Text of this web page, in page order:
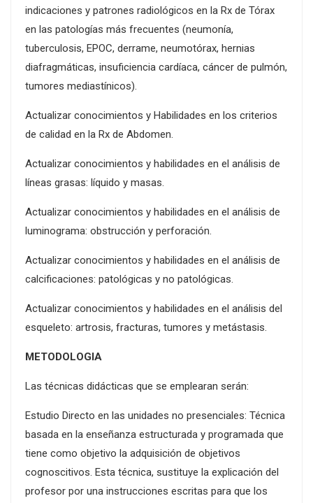
indicaciones y patrones radiológicos en la Rx de Tórax
en las patologías más frecuentes (neumonía,
tuberculosis, EPOC, derrame, neumotórax, hernias
diafragmáticas, insuficiencia cardíaca, cáncer de pulmón,
tumores mediastínicos).
Actualizar conocimientos y Habilidades en los criterios
de calidad en la Rx de Abdomen.
Actualizar conocimientos y habilidades en el análisis de
líneas grasas: líquido y masas.
Actualizar conocimientos y habilidades en el análisis de
luminograma: obstrucción y perforación.
Actualizar conocimientos y habilidades en el análisis de
calcificaciones: patológicas y no patológicas.
Actualizar conocimientos y habilidades en el análisis del
esqueleto: artrosis, fracturas, tumores y metástasis.
METODOLOGIA
Las técnicas didácticas que se emplearan serán:
Estudio Directo en las unidades no presenciales: Técnica
basada en la enseñanza estructurada y programada que
tiene como objetivo la adquisición de objetivos
cognoscitivos. Esta técnica, sustituye la explicación del
profesor por una instrucciones escritas para que los